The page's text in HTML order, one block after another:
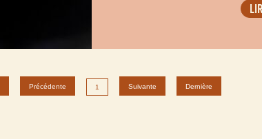
Précédente 1 Suivante Dernière